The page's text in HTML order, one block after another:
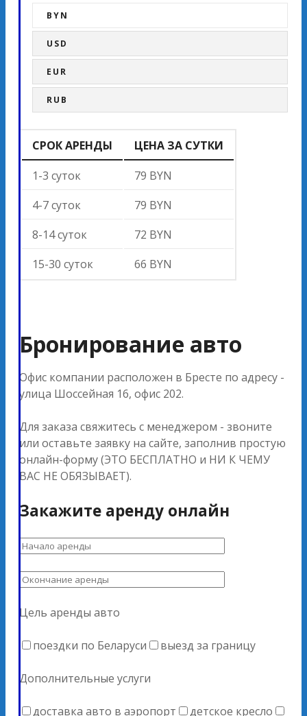
BYN
USD
EUR
RUB
СРОК АРЕНДЫ
ЦЕНА ЗА СУТКИ
1-3 суток
79 BYN
4-7 суток
79 BYN
8-14 суток
72 BYN
15-30 суток
66 BYN
Бронирование авто
Офис компании расположен в Бресте по адресу -
улица Шоссейная 16, офис 202.
Для заказа свяжитесь с менеджером - звоните
или оставьте заявку на сайте, заполнив простую
онлайн-форму (ЭТО БЕСПЛАТНО и НИ К ЧЕМУ
ВАС НЕ ОБЯЗЫВАЕТ).
Закажите аренду онлайн
Цель аренды авто
поездки по Беларуси выезд за границу
Дополнительные услуги
доставка авто в аэропорт
детское кресло